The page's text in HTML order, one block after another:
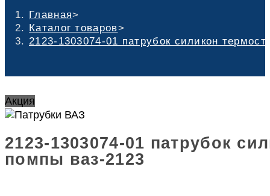
Главная>
Каталог товаров>
2123-1303074-01 патрубок силикон
Акция
2123-1303074-01 патрубок
помпы ваз-2123